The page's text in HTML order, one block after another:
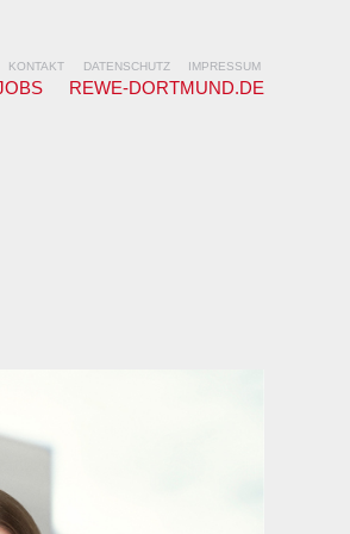
KONTAKT DATENSCHUTZ IMPRESSUM
REWE-DORTMUND.DE